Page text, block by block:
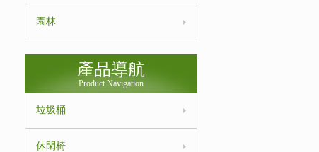
園林
產品導航
Product Navigation
垃圾桶
休閑椅